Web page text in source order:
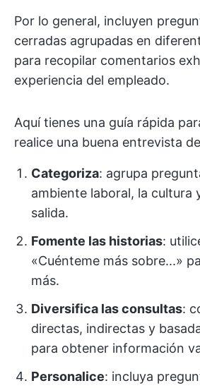
Por lo general, incluyen
cerradas agrupadas en
para recopilar comentarios
experiencia del empleado.
Aquí tienes una guía rápida
realice una buena entrevista
Categoriza: agrupa
ambiente laboral, la cultura
salida.
Fomente las historias:
«Cuénteme más sobre...»
más.
Diversifica las consultas:
directas, indirectas y
para obtener información
Personalice: incluya